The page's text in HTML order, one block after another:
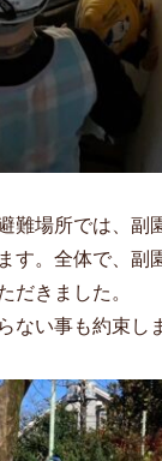
難場所では、副
す。全体で、副
だきました。
ない事も約束し